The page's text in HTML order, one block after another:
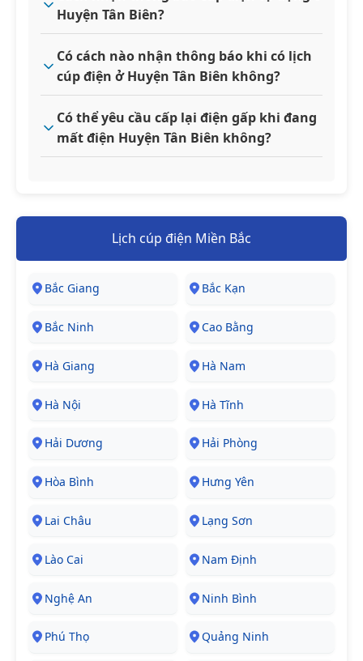
Huyện Tân Biên?
Có cách nào nhận thông báo khi có lịch
cúp điện ở Huyện Tân Biên không?
Có thể yêu cầu cấp lại điện gấp khi đang
mất điện Huyện Tân Biên không?
Lịch cúp điện Miền Bắc
Bắc Giang Bắc Kạn
Bắc Ninh Cao Bằng
Hà Giang Hà Nam
Hà Nội Hà Tĩnh
Hải Dương Hải Phòng
Hòa Bình Hưng Yên
Lai Châu Lạng Sơn
Lào Cai Nam Định
Nghệ An Ninh Bình
Phú Thọ Quảng Ninh